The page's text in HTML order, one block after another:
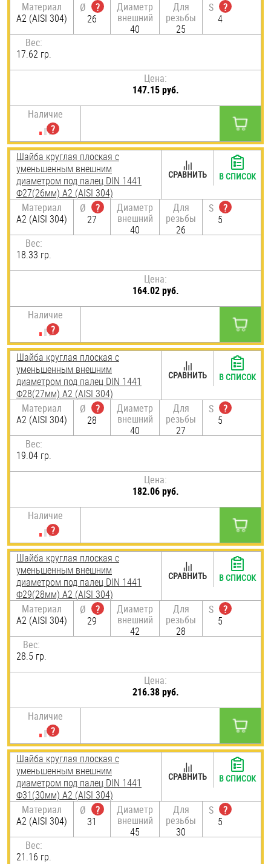
Материал
А2 (AISI 304)
Ø
?
26
Диаметр
внешний
40
Для
резьбы
25
S
?
4
Вес:
17.62 гр.
Цена:
147.15 руб.
Наличие
Шайба круглая плоская с
уменьшенным внешним
диаметром под палец DIN 1441
Ф27(26мм) А2 (AISI 304)
Материал
А2 (AISI 304)
Ø
?
27
Диаметр
внешний
40
Для
резьбы
26
S
?
5
Вес:
18.33 гр.
Цена:
164.02 руб.
Наличие
СРАВНИТЬ В СПИСОК
Шайба круглая плоская с
уменьшенным внешним
диаметром под палец DIN 1441
Ф28(27мм) А2 (AISI 304)
Материал
А2 (AISI 304)
Ø
?
28
Диаметр
внешний
40
Для
резьбы
27
S
?
5
Вес:
19.04 гр.
Цена:
182.06 руб.
Наличие
СРАВНИТЬ В СПИСОК
Шайба круглая плоская с
уменьшенным внешним
диаметром под палец DIN 1441
Ф29(28мм) А2 (AISI 304)
Материал
А2 (AISI 304)
Ø
?
29
Диаметр
внешний
42
Для
резьбы
28
S
?
5
Вес:
28.5 гр.
Цена:
216.38 руб.
Наличие
СРАВНИТЬ В СПИСОК
Шайба круглая плоская с
уменьшенным внешним
диаметром под палец DIN 1441
Ф31(30мм) А2 (AISI 304)
Материал
А2 (AISI 304)
Ø
?
31
Диаметр
внешний
45
Для
резьбы
30
S
?
5
Вес:
21.16 гр.
СРАВНИТЬ В СПИСОК